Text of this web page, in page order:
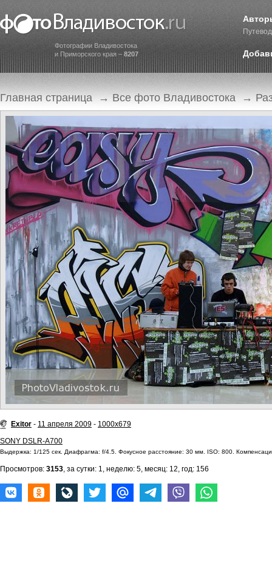
Фотографии Владивостока
и Приморского края – 8207
Главная страница → Все фото Владивостока →
Exitor - 11 апреля 2009 - 1000x679
SONY DSLR-A700
Выдержка: 1/125 сек. Диафрагма: f/4.5. Фокусное расстояние: 30 мм. ISO: 800.
Просмотров: 3153, за сутки: 1, неделю: 5, месяц: 12, год: 156